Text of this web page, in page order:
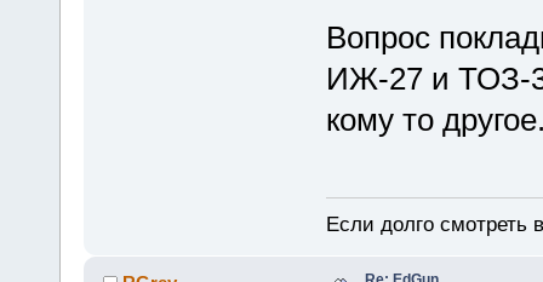
Вопрос
ИЖ-27 и ТОЗ-
кому то
Если долго смотреть